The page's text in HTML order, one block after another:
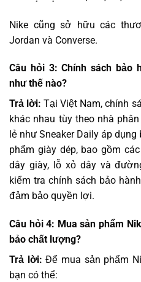
Nike cũng sở hữu các
Jordan và Converse.
Câu hỏi 3: Chính sách bảo
như thế nào?
Trả lời:Tại Việt Nam, chính
khác nhau tùy theo nhà
lẻ như Sneaker Daily áp
phẩm giày dép, bao gồm
dây giày, lỗ xỏ dây và
kiểm tra chính sách bảo
đảm bảo quyền lợi.
Câu hỏi 4: Mua sản phẩm
bảo chất lượng?
Trả lời: Để mua sản phẩm
bạn có thể: